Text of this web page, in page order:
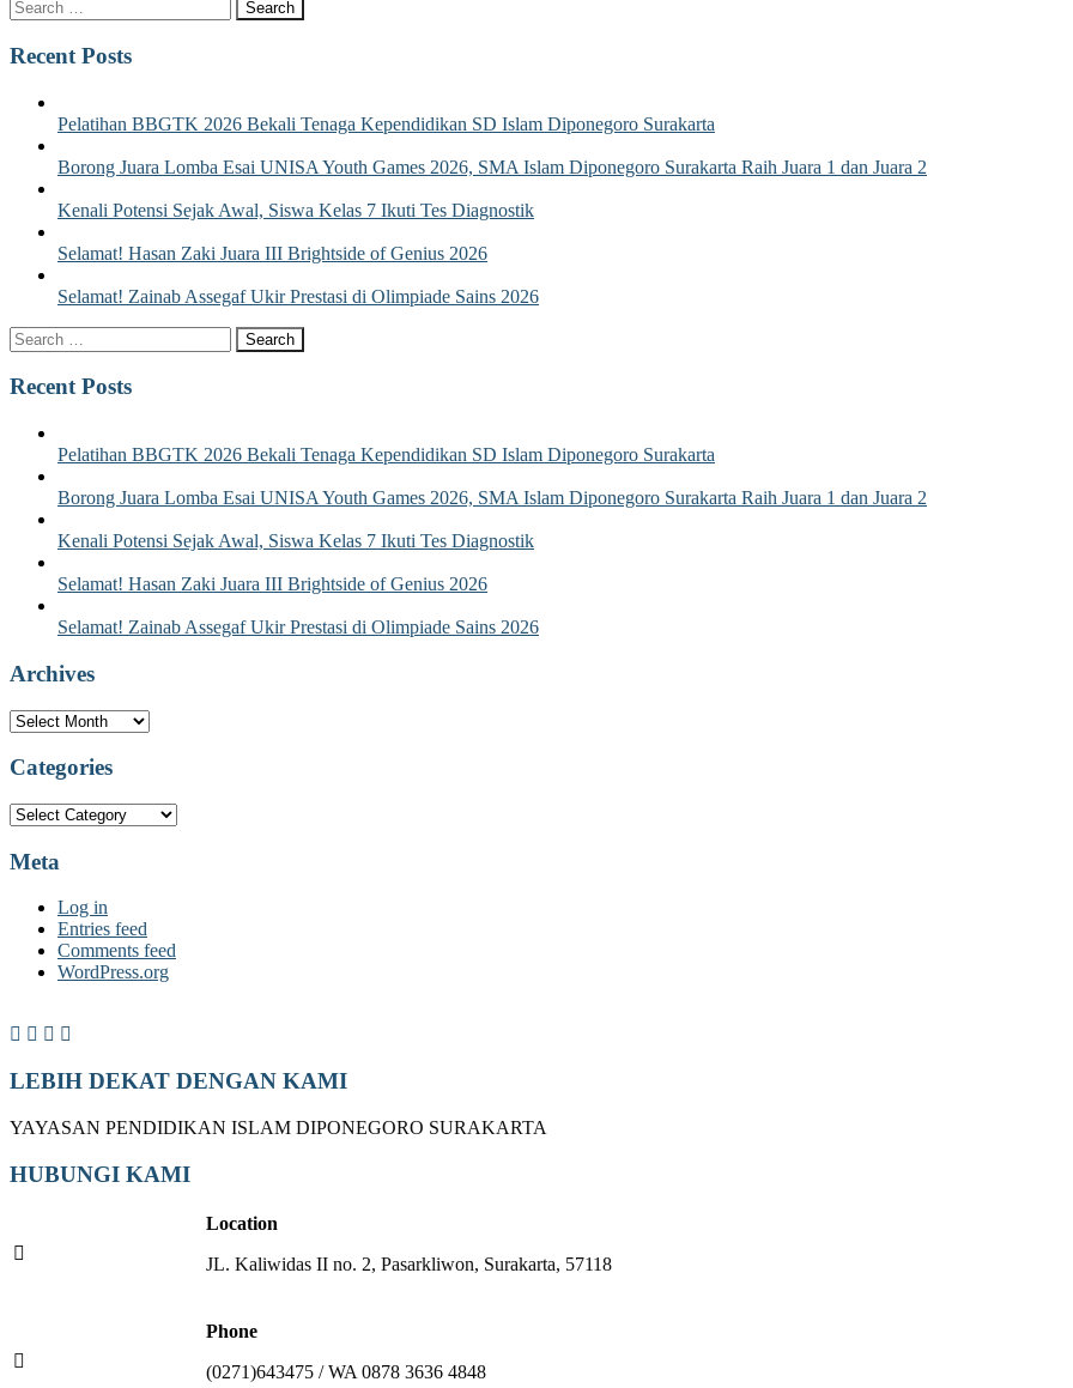
Recent Posts
Pelatihan BBGTK 2026 Bekali Tenaga Kependidikan SD Islam Diponegoro Surakarta
Borong Juara Lomba Esai UNISA Youth Games 2026, SMA Islam Diponegoro Surakarta Raih Juara 1 dan Juara 2
Kenali Potensi Sejak Awal, Siswa Kelas 7 Ikuti Tes Diagnostik
Selamat! Hasan Zaki Juara III Brightside of Genius 2026
Selamat! Zainab Assegaf Ukir Prestasi di Olimpiade Sains 2026
Recent Posts
Pelatihan BBGTK 2026 Bekali Tenaga Kependidikan SD Islam Diponegoro Surakarta
Borong Juara Lomba Esai UNISA Youth Games 2026, SMA Islam Diponegoro Surakarta Raih Juara 1 dan Juara 2
Kenali Potensi Sejak Awal, Siswa Kelas 7 Ikuti Tes Diagnostik
Selamat! Hasan Zaki Juara III Brightside of Genius 2026
Selamat! Zainab Assegaf Ukir Prestasi di Olimpiade Sains 2026
Archives
Archives
Categories
Categories
Meta
Log in
Entries feed
Comments feed
WordPress.org
LEBIH DEKAT DENGAN KAMI
YAYASAN PENDIDIKAN ISLAM DIPONEGORO SURAKARTA
HUBUNGI KAMI
Location
JL. Kaliwidas II no. 2, Pasarkliwon, Surakarta, 57118
Phone
(0271)643475 / WA 0878 3636 4848